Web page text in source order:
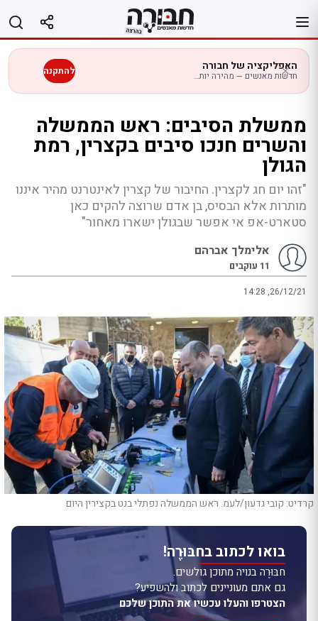
לתוכן
האפליקציה של חבורה
חדשות מאנשים — מהירה יותר בנייד להתקנה
ממשלת הסיבים: ראש הממשלה
והשרים חנכו סיבים בקצרין, רמת
הגולן
"זהו יום חג לקצרין. החיבור של קצרין לאינטרנט מהיר איננו
מותרות אלא הבסיס, בן אדם שרוצה להקים כאן
סטארט-אפ אי אפשר שבגולן ישארו מאחור"
אלימלך אברהם
11 עוקבים
14:28 ,26/12/21
קרדיט: קובי גדעון/לעמ. ראש הממשלה נפתלי בנט בקצירין היום
בואו לכתוב בחבּוּרֶה!
חבּוּרֶה בנויה מתוכן גולשים.
גם אתם מעוניינים לכתוב ולהשפיע?
הצטרפו והעלו עכשיו את התוכן שלכם